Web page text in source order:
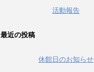
活動報告
最近の投稿
休館日のお知らせ